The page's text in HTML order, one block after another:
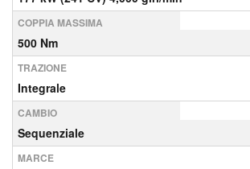
COPPIA MASSIMA
500 Nm
TRAZIONE
Integrale
CAMBIO
Sequenziale
MARCE